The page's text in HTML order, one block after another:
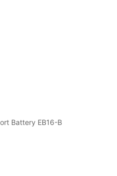
& Sport Battery EB16-B